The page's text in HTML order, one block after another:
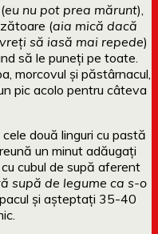
eu nu pot prea mărunt),
(aia mică dacă
să iasă mai repede)
să le puneți pe toate.
morcovul și păstârnacul,
pic acolo pentru câteva
două linguri cu pastă
un minut adăugați
cubul de supă aferent
supă de legume ca s-o
și așteptați 35-40